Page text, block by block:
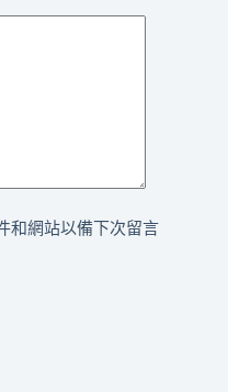
和網站以備下次留言